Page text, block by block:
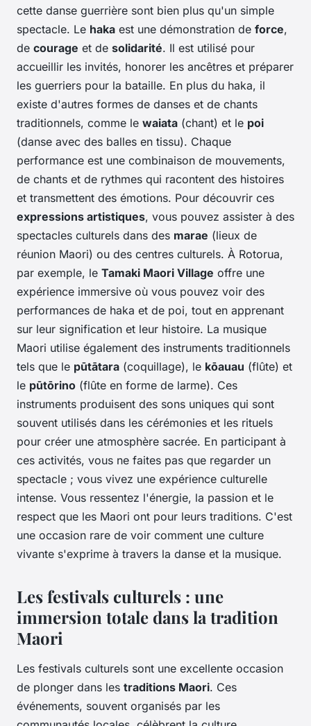
cette danse guerrière sont bien plus qu'un simple
spectacle. Le haka est une démonstration de force,
de courage et de solidarité. Il est utilisé pour
accueillir les invités, honorer les ancêtres et préparer
les guerriers pour la bataille. En plus du haka, il
existe d'autres formes de danses et de chants
traditionnels, comme le waiata (chant) et le poi
(danse avec des balles en tissu). Chaque
performance est une combinaison de mouvements,
de chants et de rythmes qui racontent des histoires
et transmettent des émotions. Pour découvrir ces
expressions artistiques, vous pouvez assister à des
spectacles culturels dans des marae (lieux de
réunion Maori) ou des centres culturels. À Rotorua,
par exemple, le Tamaki Maori Village offre une
expérience immersive où vous pouvez voir des
performances de haka et de poi, tout en apprenant
sur leur signification et leur histoire. La musique
Maori utilise également des instruments traditionnels
tels que le pūtātara (coquillage), le kōauau (flûte) et
le pūtōrino (flûte en forme de larme). Ces
instruments produisent des sons uniques qui sont
souvent utilisés dans les cérémonies et les rituels
pour créer une atmosphère sacrée. En participant à
ces activités, vous ne faites pas que regarder un
spectacle ; vous vivez une expérience culturelle
intense. Vous ressentez l'énergie, la passion et le
respect que les Maori ont pour leurs traditions. C'est
une occasion rare de voir comment une culture
vivante s'exprime à travers la danse et la musique.
Les festivals culturels : une
immersion totale dans la tradition
Maori
Les festivals culturels sont une excellente occasion
de plonger dans les traditions Maori. Ces
événements, souvent organisés par les